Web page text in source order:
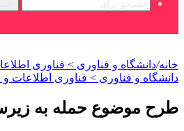
خانه/دانشگاه و فناوری > فناوری
دانشگاه و فناوری > فناوری اطلاعات و
طرح موضوع حمله به